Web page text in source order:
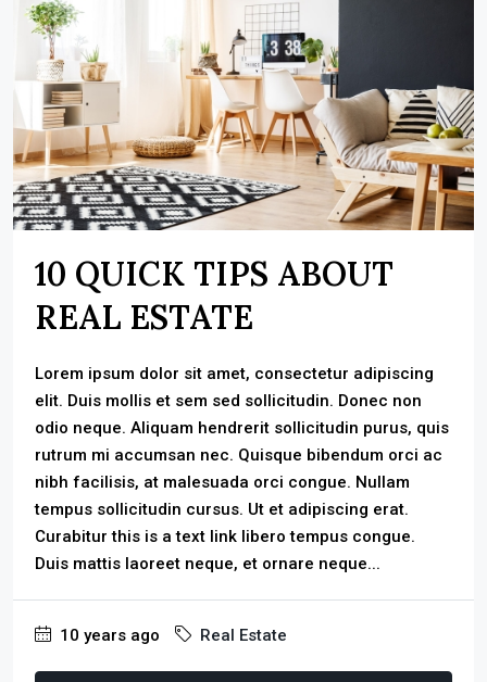
10 QUICK TIPS ABOUT
REAL ESTATE
Lorem ipsum dolor sit amet, consectetur adipiscing
elit. Duis mollis et sem sed sollicitudin. Donec non
odio neque. Aliquam hendrerit sollicitudin purus, quis
rutrum mi accumsan nec. Quisque bibendum orci ac
nibh facilisis, at malesuada orci congue. Nullam
tempus sollicitudin cursus. Ut et adipiscing erat.
Curabitur this is a text link libero tempus congue.
Duis mattis laoreet neque, et ornare neque...
10 years ago Real Estate